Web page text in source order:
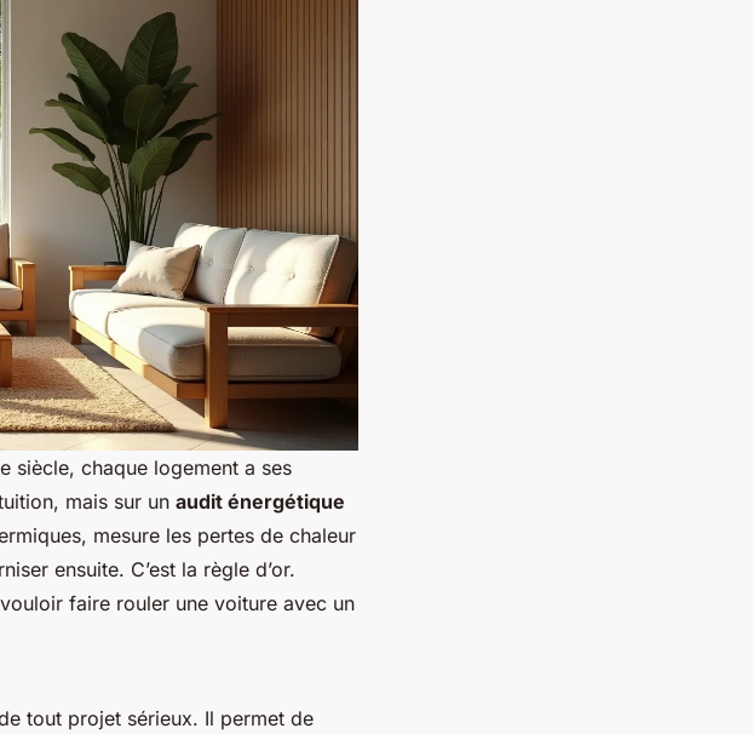
siècle, chaque logement a ses
mais sur un audit énergétique
mesure les pertes de chaleur
ensuite. C’est la règle d’or.
faire rouler une voiture avec un
de tout projet sérieux. Il permet de